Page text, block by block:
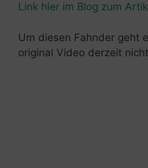
Link hier im Blog zum
Um diesen Fahnder geht
original Video derzeit